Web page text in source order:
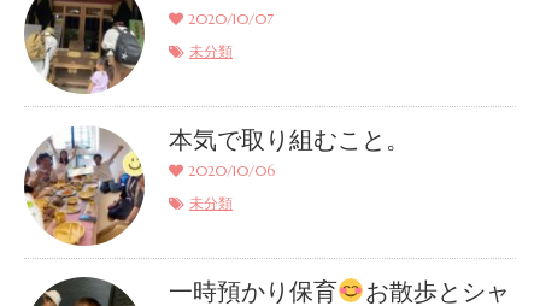
2020/10/07
未分類
本気で取り組むこと。
2020/10/06
未分類
一時預かり保育
お散歩とシャ